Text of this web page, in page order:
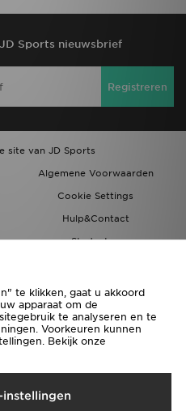
Sports nieuwsbrief
Registreren
site van JD Sports
Algemene Voorwaarden
Cookie Settings
Hulp&Contact
Studenten
Naar
te klikken, gaat u akkoord
apparaat om de
te analyseren en te
Voorkeuren kunnen
Bekijk onze